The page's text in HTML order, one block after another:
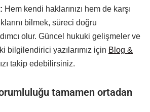
Hem kendi haklarınızı hem de karşı
bilmek, süreci doğru
olur. Güncel hukuki gelişmeler ve
bilgilendirici yazılarımız için Blog &
takip edebilirsiniz.
tamamen ortadan